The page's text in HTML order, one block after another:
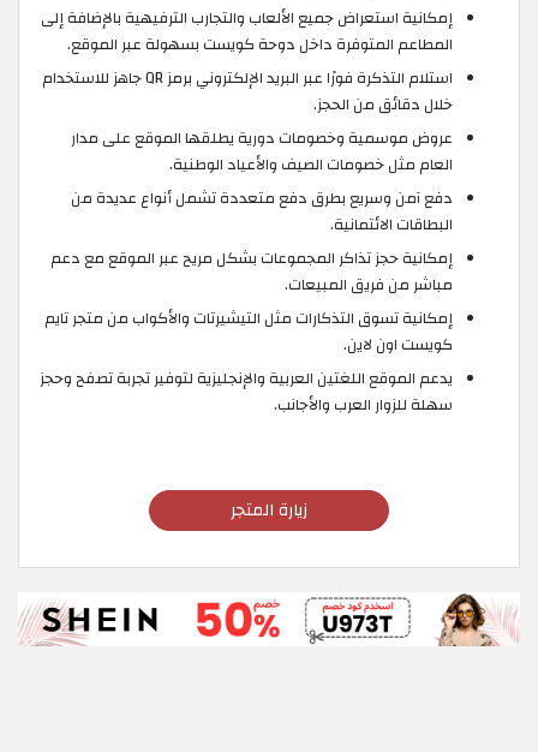
إمكانية استعراض جميع الألعاب والتجارب الترفيهية بالإضافة إلى
المطاعم المتوفرة داخل دوحة كويست بسهولة عبر الموقع.
استلام التذكرة فورًا عبر البريد الإلكتروني برمز QR جاهز للاستخدام
خلال دقائق من الحجز.
عروض موسمية وخصومات دورية يطلقها الموقع على مدار
العام مثل خصومات الصيف والأعياد الوطنية.
دفع آمن وسريع بطرق دفع متعددة تشمل أنواع عديدة من
البطاقات الائتمانية.
إمكانية حجز تذاكر المجموعات بشكل مريح عبر الموقع مع دعم
مباشر من فريق المبيعات.
إمكانية تسوق التذكارات مثل التيشيرتات والأكواب من متجر تايم
كويست اون لاين.
يدعم الموقع اللغتين العربية والإنجليزية لتوفير تجربة تصفح وحجز
سهلة للزوار العرب والأجانب.
زيارة المتجر